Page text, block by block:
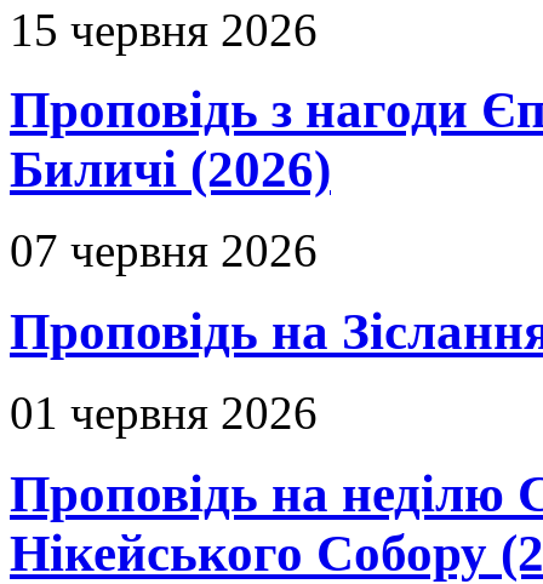
15 червня 2026
Проповідь з нагоди
Биличі (2026)
07 червня 2026
Проповідь на
01 червня 2026
Проповідь на неділю
Нікейського Собору